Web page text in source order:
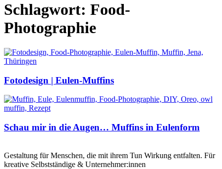
Schlagwort: Food-
Photographie
Fotodesign | Eulen-Muffins
Schau mir in die Augen… Muffins in Eulenform
Gestaltung für Menschen, die mit ihrem Tun Wirkung entfalten. Für
kreative Selbstständige & Unternehmer:innen